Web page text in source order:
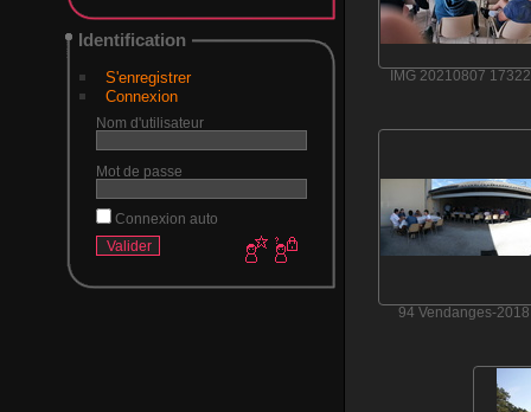
Identification
S'enregistrer
Connexion
Nom d'utilisateur
Mot de passe
Connexion auto
IMG 20210807
94 Vendanges-2018